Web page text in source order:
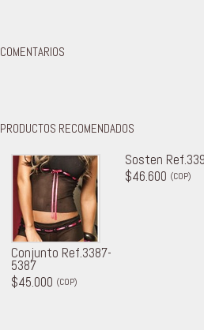
COMENTARIOS
PRODUCTOS RECOMENDADOS
Conjunto Ref.3387-
5387
$45.000 (COP)
Sosten
$46.600 (COP)